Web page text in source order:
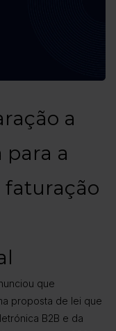
a
para a
faturação
que
proposta de lei que
B2B e da